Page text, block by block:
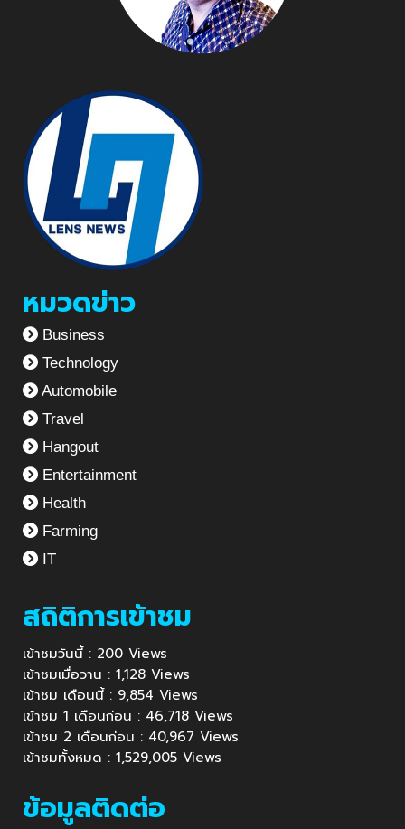
หมวดข่าว
Business
Technology
Automobile
Travel
Hangout
Entertainment
Health
Farming
IT
สถิติการเข้าชม
เข้าชมวันนี้ : 200 Views
เข้าชมเมื่อวาน : 1,128 Views
เข้าชม เดือนนี้ : 9,854 Views
เข้าชม 1 เดือนก่อน : 46,718 Views
เข้าชม 2 เดือนก่อน : 40,967 Views
เข้าชมทั้งหมด : 1,529,005 Views
ข้อมูลติดต่อ